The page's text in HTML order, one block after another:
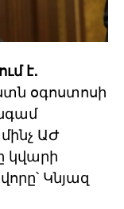
է․
օգոստոսի
ԱԺ
կվարի
Կնյազ